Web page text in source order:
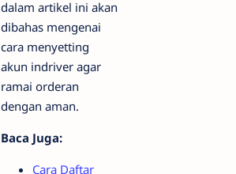
dalam artikel ini akan
dibahas mengenai
cara menyetting
akun indriver agar
ramai orderan
dengan aman.
Baca Juga:
Cara Daftar